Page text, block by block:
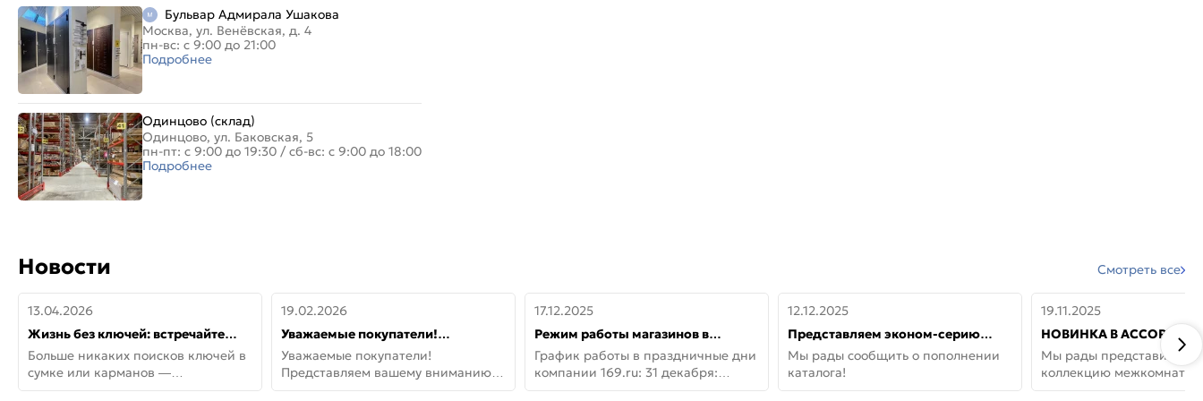
Бульвар Адмирала Ушакова
Москва, ул. Венёвская, д. 4
пн-вс: с 9:00 до 21:00
Подробнее
Одинцово (склад)
Одинцово, ул. Баковская, 5
пн-пт: с 9:00 до 19:30 / сб-вс: с 9:00 до 18:00
Подробнее
Новости Смотреть все
13.04.2026
Жизнь без ключей: встречайте
новую дверь СИТИ ИНТЕГРА
АйКью!
Больше никаких поисков ключей в
сумке или карманов —
представляем СИТИ ИНТЕГРА
19.02.2026
Уважаемые покупатели!
Представляем вашему вниманию
новинки от Armadillo!
Уважаемые покупатели!
Представляем вашему вниманию
новинки от Armadillo! Новая
17.12.2025
Режим работы магазинов в
праздничные дни с 31 декабря по
11 января
График работы в праздничные дни
компании 169.ru: 31 декабря:
Заказы, самовывоз и доставки —
12.12.2025
Представляем эконом-серию
дверей от бренда Portika, где цена
не значит «просто»
Мы рады сообщить о пополнении
каталога!
19.11.2025
НОВИНКА В
ДВЕРИ GLOSSMAT —
НЕОКЛАССИКА И УЮТ
Мы рады представить
коллекцию
GlossMat